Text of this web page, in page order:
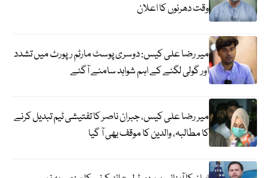
وقت دھرنوں کا اعلان
میر رضا علی کیس: دوسری پوسٹ مارٹم رپورٹ میں تشدد
اور گولی لگنے کے اہم شواہد سامنے آگئے
میر رضا علی کیس، جبران ناصر کا تفتیشی ٹیم تبدیل کرنے
کا مطالبہ، والدین کا موقف بھی آ گیا